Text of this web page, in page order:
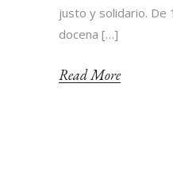
justo y solidario. De
docena […]
Read More